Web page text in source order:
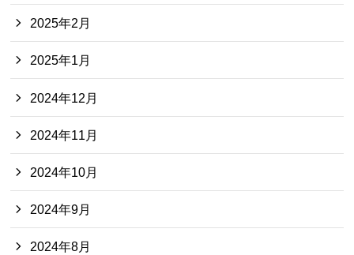
2025年2月
2025年1月
2024年12月
2024年11月
2024年10月
2024年9月
2024年8月